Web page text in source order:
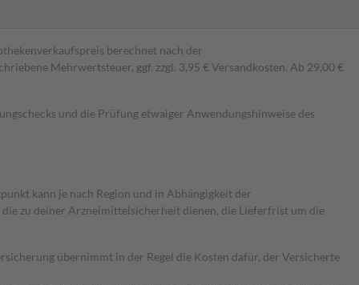
berechnet nach der
Mehrwertsteuer, ggf. zzgl. 3,95 € Versandkosten. Ab 29,00 €
und die Prüfung etwaiger Anwendungshinweise des
kann je nach Region und in Abhängigkeit der
zu deiner Arzneimittelsicherheit dienen, die Lieferfrist um die
übernimmt in der Regel die Kosten dafür, der Versicherte